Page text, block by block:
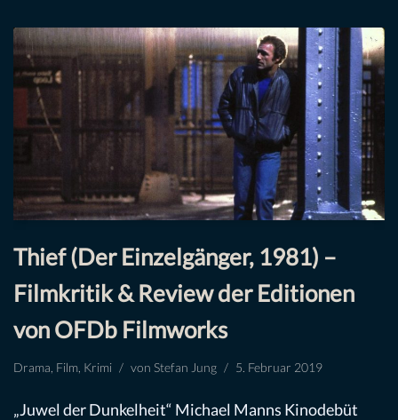
Thief (Der Einzelgänger, 1981) –
Filmkritik & Review der Editionen
von OFDb Filmworks
Drama Film Krimi von Stefan Jung 5. Februar 2019
„Juwel der Dunkelheit“ Michael Manns Kinodebüt